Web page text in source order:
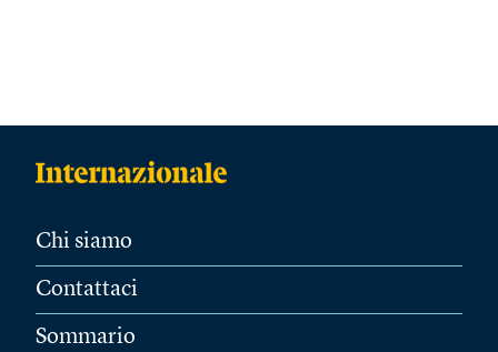
Chi siamo
Contattaci
Sommario